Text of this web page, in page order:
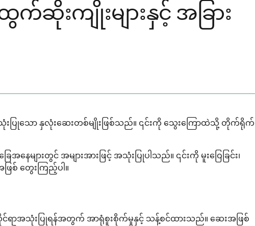
ဆိုးကျိုးများနှင့် အခြား
အသုံးပြုသော နှလုံးဆေးတစ်မျိုးဖြစ်သည်။ ၎င်းကို သွေးကြောထဲသို့ တိုက်ရိုက်
ားတွင် အများအားဖြင့် အသုံးပြုပါသည်။ ၎င်းကို မူးဝြေခြင်း၊
စ် တွေးကြည့်ပါ။
ရာအသုံးပြုရန်အတွက် အာရုံစူးစိုက်မှုနှင့် သန့်စင်ထားသည်။ ဆေးအဖြစ်